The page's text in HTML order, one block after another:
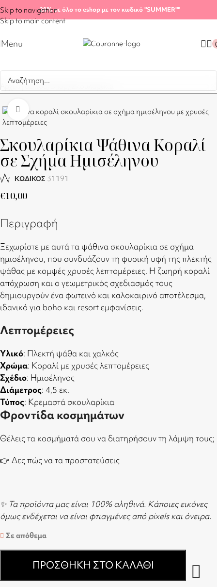
Skip to navigation
Skip to main content
-20%σε όλο το eshop με τον κωδικό "SUMMER""
Menu
Αρχική σελίδα
Click to enlarge
Σκουλαρίκια Ψάθινα Κοραλί
σε Σχήμα Ημισέληνου
ΚΩΔΙΚΟΣ 31191
€10,00
Περιγραφή
Ξεχωρίστε με αυτά τα ψάθινα σκουλαρίκια σε σχήμα
ημισέληνου, που συνδυάζουν τη φυσική υφή της πλεκτής
ψάθας με κομψές χρυσές λεπτομέρειες. Η ζωηρή κοραλί
απόχρωση και ο γεωμετρικός σχεδιασμός τους
δημιουργούν ένα φωτεινό και καλοκαιρινό αποτέλεσμα,
ιδανικό για boho και resort εμφανίσεις.
Λεπτομέρειες
Υλικό: Πλεκτή ψάθα και χαλκός
Χρώμα: Κοραλί με χρυσές λεπτομέρειες
Σχέδιο: Ημισέληνος
Διάμετρος: 4,5 εκ.
Τύπος: Κρεμαστά σκουλαρίκια
Φροντίδα κοσμημάτων
Θέλεις τα κοσμήματά σου να διατηρήσουν τη λάμψη τους;
👉 Δες πώς να τα προστατεύσεις
✨ Τα προϊόντα μας είναι 100% αληθινά. Κάποιες εικόνες
όμως ενδέχεται να είναι φτιαγμένες από pixels και όνειρα.
Σε απόθεμα
ΠΡΟΣΘΉΚΗ ΣΤΟ ΚΑΛΆΘΙ